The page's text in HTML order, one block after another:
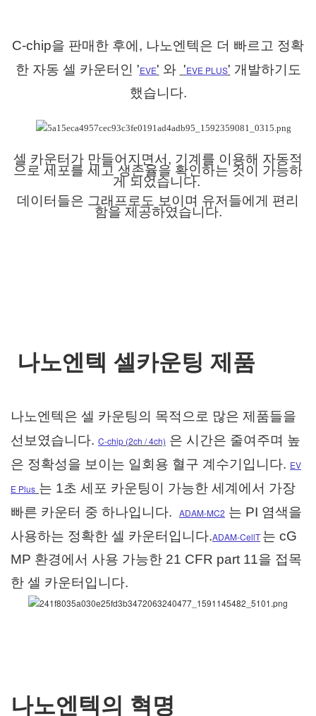
C-chip을 판매한 후에, 나노엔텍은 더 빠르고 정확
한 자동 셀 카운터인 'EVE' 와 'EVE PLUS' 개발하기도
했습니다.
셀 카운터가 만들어지면서, 기계를 이용해 자동적
으로세포를 세고 생존율을 확인하는 것이 가능하
게 되었습니다.
데이터들은 그래프로도 보이며 유저들에게 편리
함을 제공하였습니다.
나노엔텍 셀카운팅 제품
나노엔텍은 셀 카운팅의 목적으로 많은 제품들을
선보였습니다. C-chip (2ch / 4ch) 은 시간은 줄여주며 높
은 정확성을 보이는 일회용 혈구 계수기입니다. EV
E Plus 는 1초 세포 카운팅이 가능한 세계에서 가장
빠른 카운터 중 하나입니다.
ADAM-MC2 는 PI 염색을
사용하는 정확한 셀 카운터입니다.ADAM-CellT 는 cG
MP 환경에서 사용 가능한 21 CFR part 11을 접목
한 셀 카운터입니다.
나노엔텍의 혁명